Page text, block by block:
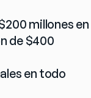
millones en
de $400
en todo